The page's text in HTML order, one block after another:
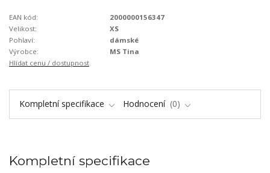
EAN kód:
2000000156347
Velikost:
XS
Pohlaví:
dámské
Výrobce:
MS Tina
Hlídat cenu / dostupnost
Kompletní specifikace Hodnocení 0
Kompletní specifikace